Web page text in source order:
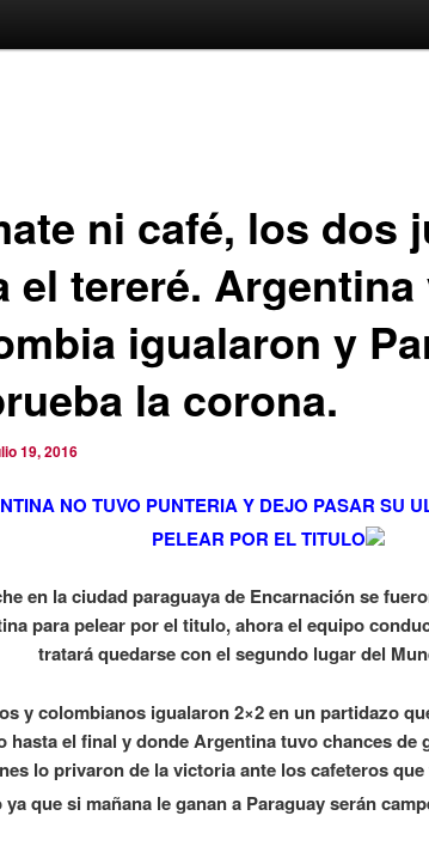
ni café, los dos
el tereré. Argentina
igualaron y
la corona.
19, 2016
NO TUVO PUNTERIA Y DEJO PASAR SU
PELEAR POR EL TITULO
en la ciudad paraguaya de Encarnación se
para pelear por el titulo, ahora el equipo
tratará quedarse con el segundo lugar del
y colombianos igualaron 2×2 en un partidazo
hasta el final y donde Argentina tuvo chances de
lo privaron de la victoria ante los cafeteros
ya que si mañana le ganan a Paraguay serán